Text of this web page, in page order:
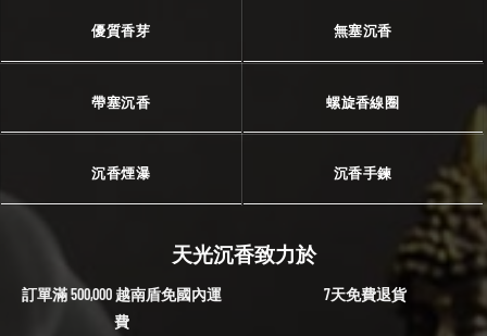
優質香芽 無塞沉香
帶塞沉香 螺旋香線圈
沉香煙瀑 沉香手鍊
天光沉香致力於
訂單滿 500,000 越南盾免國內運
費
7天免費退貨